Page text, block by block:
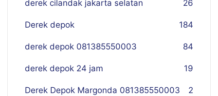
derek cilandak jakarta selatan 26
Derek depok 184
derek depok 081385550003 84
derek depok 24 jam 19
Derek Depok Margonda 081385550003 2